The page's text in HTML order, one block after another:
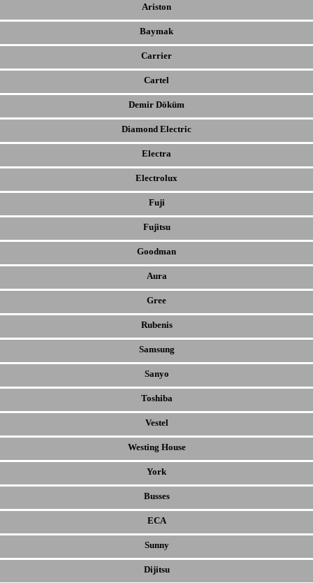
Ariston
Baymak
Carrier
Cartel
Demir Döküm
Diamond Electric
Electra
Electrolux
Fuji
Fujitsu
Goodman
Aura
Gree
Rubenis
Samsung
Sanyo
Toshiba
Vestel
Westing House
York
Busses
ECA
Sunny
Dijitsu